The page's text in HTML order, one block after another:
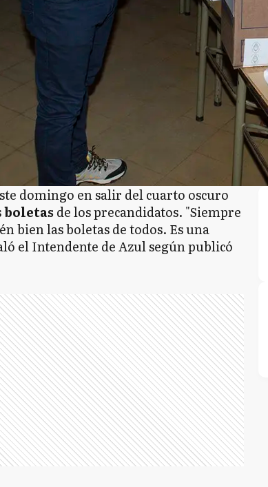
domingo en salir del cuarto oscuro
boletas de los precandidatos. "Siempre
bien las boletas de todos. Es una
el Intendente de Azul según publicó